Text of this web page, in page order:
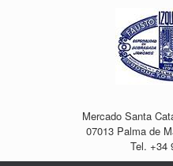
Mercado Santa
07013 Palma de
Tel. +34